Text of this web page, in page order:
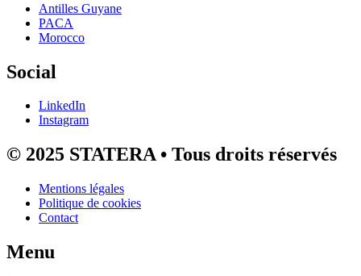
Antilles Guyane
PACA
Morocco
Social
LinkedIn
Instagram
© 2025 STATERA • Tous droits réservés
Mentions légales
Politique de cookies
Contact
Menu